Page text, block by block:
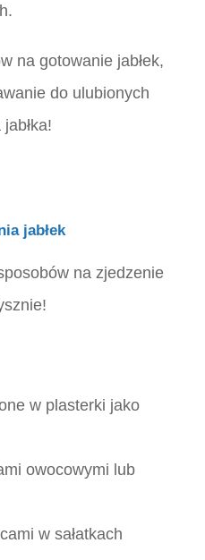
na gotowanie jabłek,
do ulubionych
jabłek
na zjedzenie
w plasterki jako
owocowymi lub
w sałatkach